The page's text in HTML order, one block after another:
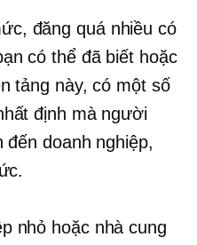
đăng quá nhiều có
có thể đã biết hoặc
tảng này, có một số
định mà người
đến doanh nghiệp,
nhỏ hoặc nhà cung